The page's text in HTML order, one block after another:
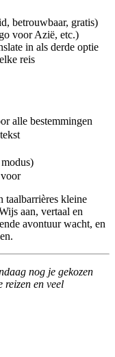
betrouwbaar, gratis)
voor Azië, etc.)
in als derde optie
reis
alle bestemmingen
taalbarrières kleine
aan, vertaal en
avontuur wacht, en
nog je gekozen
reizen en veel